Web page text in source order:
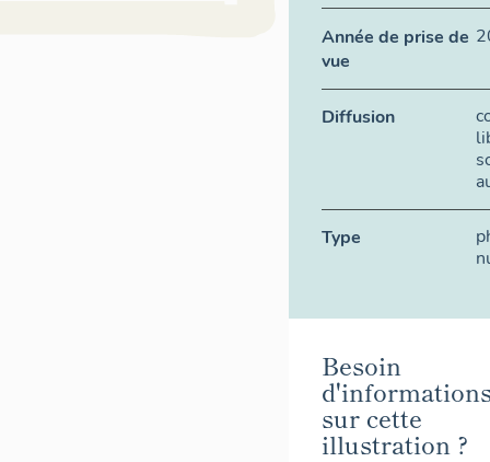
Année de prise de
vue
Diffusion
Type
Besoin
sur cette
illustration ?